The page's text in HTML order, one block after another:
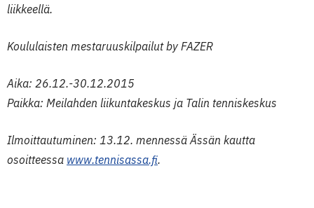
liikkeellä.
Koululaisten mestaruuskilpailut by FAZER
Aika: 26.12.-30.12.2015
Paikka: Meilahden liikuntakeskus ja Talin tenniskeskus
Ilmoittautuminen: 13.12. mennessä Ässän kautta
osoitteessa www.tennisassa.fi.